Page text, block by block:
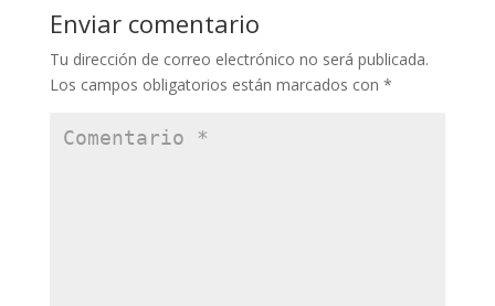
Enviar comentario
Tu dirección de correo electrónico no será publicada.
Los campos obligatorios están marcados con *